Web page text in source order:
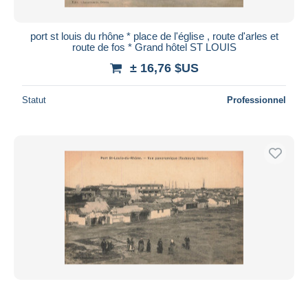
port st louis du rhône * place de l'église , route d'arles et
route de fos * Grand hôtel ST LOUIS
± 16,76 $US
Statut Professionnel